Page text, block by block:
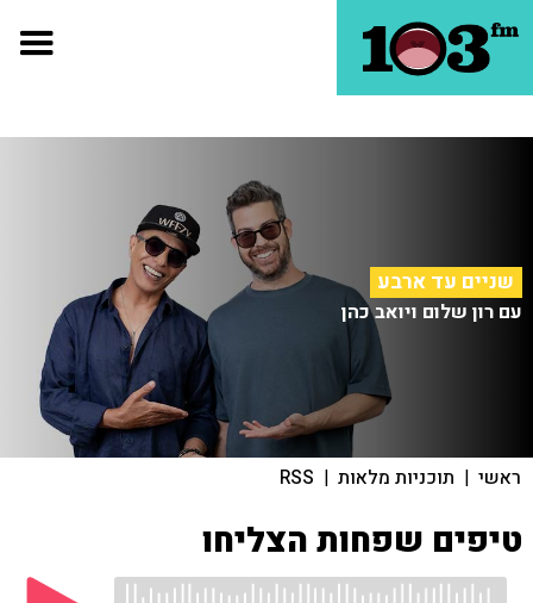
שניים עד ארבע
עם רון שלום ויואב כהן
ראשי | תוכניות מלאות |
RSS
טיפים שפחות הצליחו